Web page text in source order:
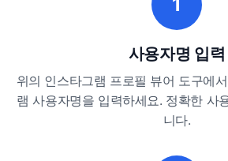
사용자명 입력
위의 인스타그램 프로필 뷰어 도구에
램 사용자명을 입력하세요. 정확한 사
니다.